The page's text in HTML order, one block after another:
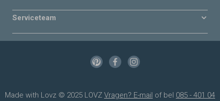
Serviceteam
Made with Lovz © 2025 LOVZ Vragen? E-mail of bel 085 - 401 04